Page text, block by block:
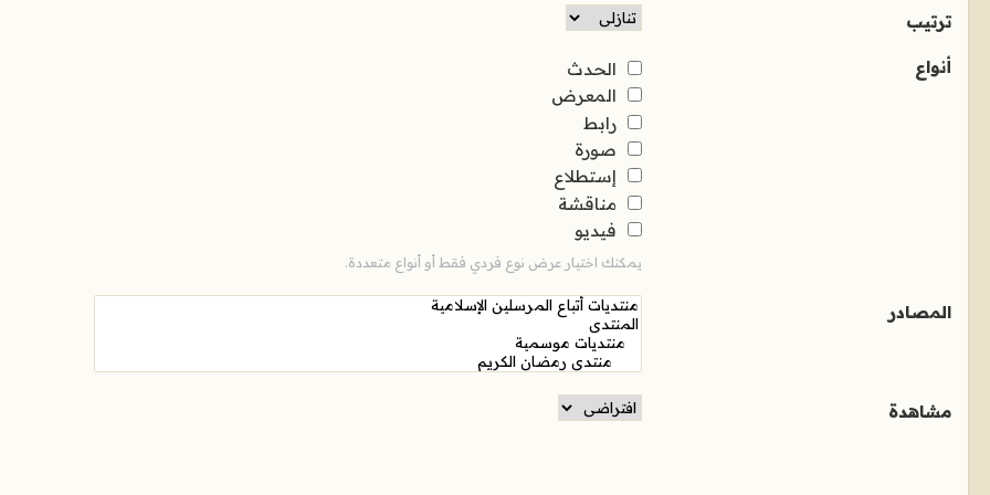
ترتيب
أنواع
الحدث
المعرض
رابط
صورة
إستطلاع
مناقشة
فيديو
يمكنك اختيار عرض نوع فردي فقط أو أنواع متعددة.
المصادر
مشاهدة